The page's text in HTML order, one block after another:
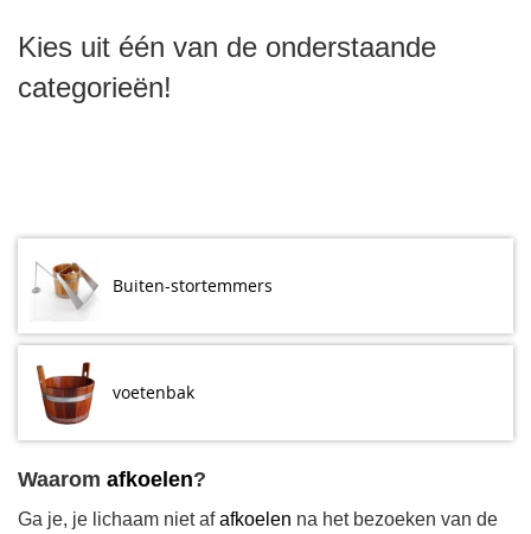
Kies uit één van de onderstaande
categorieën!
Buiten-stortemmers
voetenbak
Waarom afkoelen?
Ga je, je lichaam niet afafkoelen na het bezoeken van de